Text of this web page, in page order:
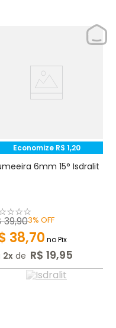
Economize R$ 1,20
6mm 15° Isdralit
☆☆☆
39,903% OFF
38,70 no Pix
2 de R$ 19,95